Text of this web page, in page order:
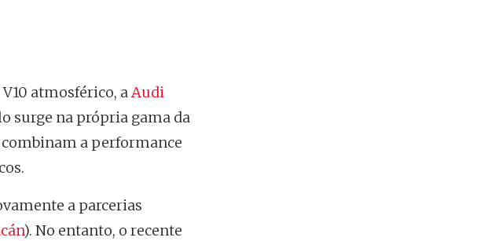
atmosférico, aAudi
surge na própria gama da
combinam a performance
a parcerias
). No entanto, o recente